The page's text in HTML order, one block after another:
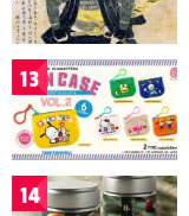
13
14